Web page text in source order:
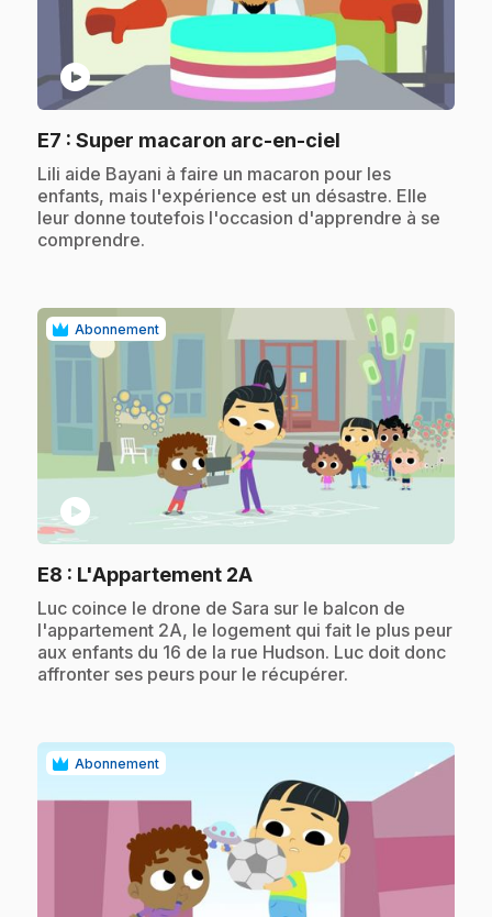
play_circle
E7 : Super macaron arc-en-ciel
.Lili aide Bayani à faire un macaron pour les
enfants, mais l'expérience est un désastre. Elle
leur donne toutefois l'occasion d'apprendre à se
comprendre.
Abonnement
play_circle
E8 : L'Appartement 2A
.Luc coince le drone de Sara sur le balcon de
l'appartement 2A, le logement qui fait le plus peur
aux enfants du 16 de la rue Hudson. Luc doit donc
affronter ses peurs pour le récupérer.
Abonnement